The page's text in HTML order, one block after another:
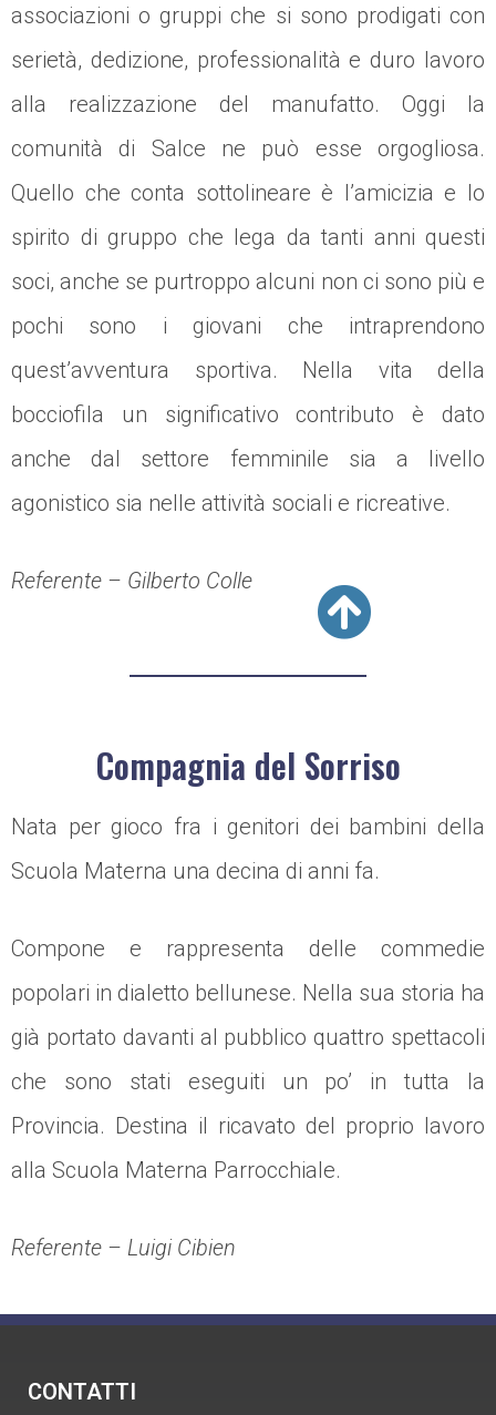
associazioni o gruppi che si sono prodigati con
serietà, dedizione, professionalità e duro lavoro
alla realizzazione del manufatto. Oggi la
comunità di Salce ne può esse orgogliosa.
Quello che conta sottolineare è l’amicizia e lo
spirito di gruppo che lega da tanti anni questi
soci, anche se purtroppo alcuni non ci sono più e
pochi sono i giovani che intraprendono
quest’avventura sportiva. Nella vita della
bocciofila un significativo contributo è dato
anche dal settore femminile sia a livello
agonistico sia nelle attività sociali e ricreative.
Referente – Gilberto Colle
Compagnia del Sorriso
Nata per gioco fra i genitori dei bambini della
Scuola Materna una decina di anni fa.
Compone e rappresenta delle commedie
popolari in dialetto bellunese. Nella sua storia ha
già portato davanti al pubblico quattro spettacoli
che sono stati eseguiti un po’ in tutta la
Provincia. Destina il ricavato del proprio lavoro
alla Scuola Materna Parrocchiale.
Referente – Luigi Cibien
CONTATTI